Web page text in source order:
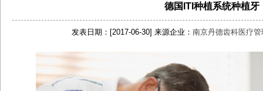
德国ITI种植系统种植牙
发表日期：[2017-06-30] 来源企业： 南京丹德齿科医疗